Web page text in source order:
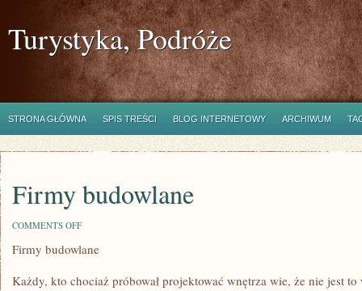
Turystyka, Podróże
STRONA GŁÓWNA SPIS TREŚCI BLOG INTERNETOWY ARCHIWUM
Firmy budowlane
COMMENTS OFFON
BUDOWLANE
Firmy budowlane
Każdy, kto chociaż próbował projektować wnętrza wie, że nie jest